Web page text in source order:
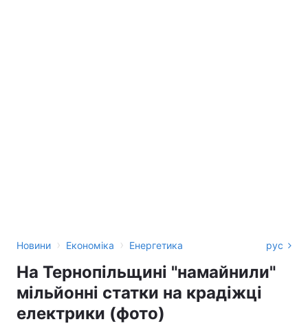
Новини › Економіка › Енергетика рус
На Тернопільщині "намайнили"
мільйонні статки на крадіжці
електрики (фото)